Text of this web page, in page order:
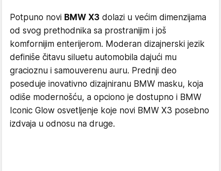
Potpuno novi BMW X3 dolazi u većim dimenzijama
od svog prethodnika sa prostranijim i još
komfornijim enterijerom. Moderan dizajnerski jezik
definiše čitavu siluetu automobila dajući mu
gracioznu i samouverenu auru. Prednji deo
poseduje inovativno dizajniranu BMW masku, koja
odiše modernošću, a opciono je dostupno i BMW
Iconic Glow osvetljenje koje novi BMW X3 posebno
izdvaja u odnosu na druge.